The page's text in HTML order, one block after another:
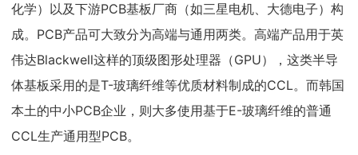
化学）以及下游PCB基板厂商（如三星电机、大德电子）构
成。PCB产品可大致分为高端与通用两类。高端产品用于英
伟达Blackwell这样的顶级图形处理器（GPU），这类半导
体基板采用的是T-玻璃纤维等优质材料制成的CCL。而韩国
本土的中小PCB企业，则大多使用基于E-玻璃纤维的普通
CCL生产通用型PCB。